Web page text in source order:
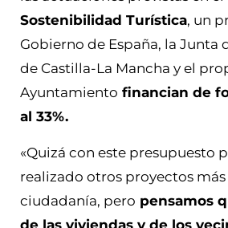
Sostenibilidad Turística, un
Gobierno de España, la Junta
de Castilla-La Mancha y el
Ayuntamiento financian de
al 33%.
«Quizá con este presupuesto
realizado otros proyectos más
ciudadanía, pero pensamos
de las viviendas y de los